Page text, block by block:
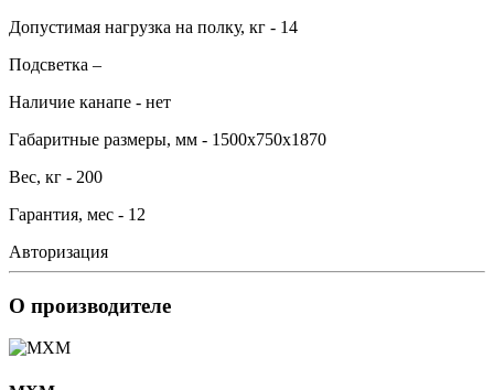
Допустимая нагрузка на полку, кг - 14
Подсветка –
Наличие канапе - нет
Габаритные размеры, мм - 1500х750х1870
Вес, кг - 200
Гарантия, мес - 12
Авторизация
О производителе